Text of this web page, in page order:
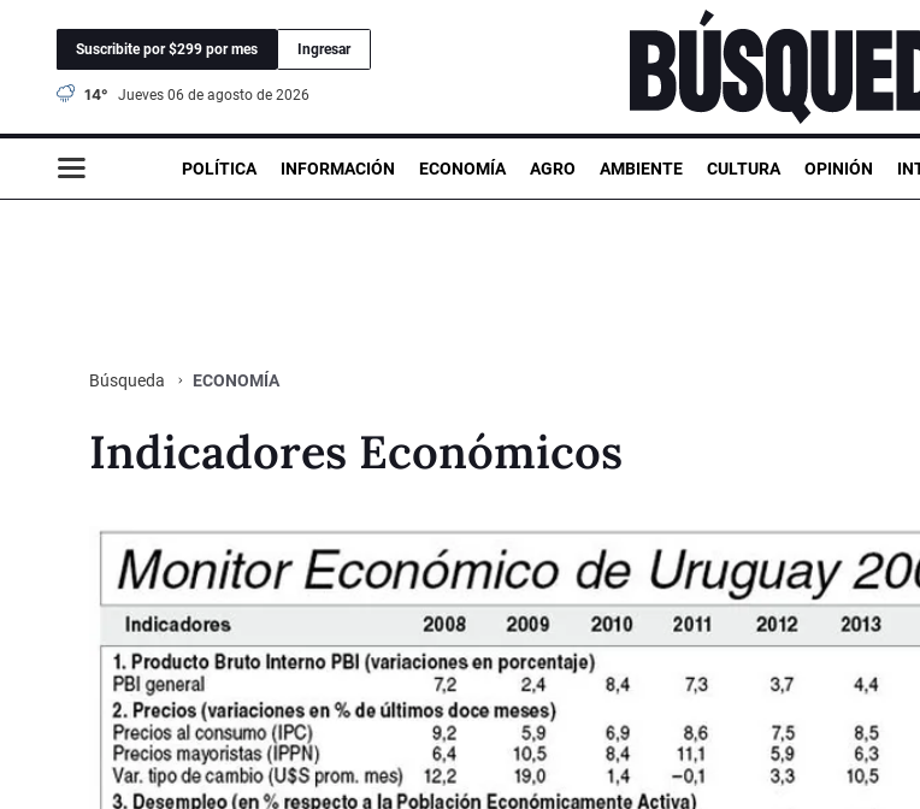
Suscribite por $299 por mes Ingresar
14° jueves 06 de agosto de 2026
POLÍTICA INFORMACIÓN ECONOMÍA AGRO AMBIENTE CULTURA OPINIÓN
Búsqueda ECONOMÍA
Indicadores Económicos